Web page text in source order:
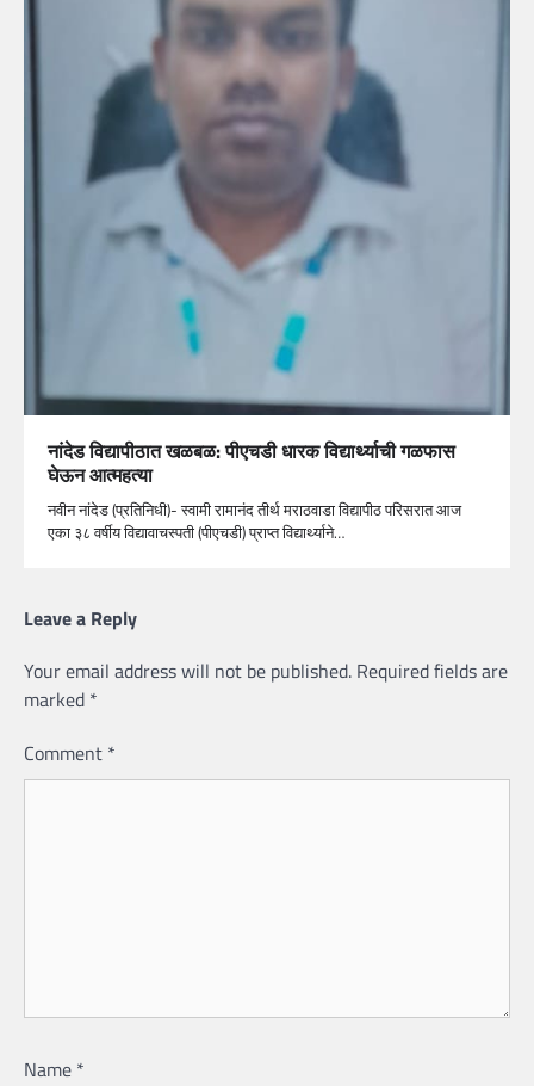
नांदेड विद्यापीठात खळबळ: पीएचडी धारक विद्यार्थ्याची गळफास
घेऊन आत्महत्या
नवीन नांदेड (प्रतिनिधी)- स्वामी रामानंद तीर्थ मराठवाडा विद्यापीठ परिसरात आज
एका ३८ वर्षीय विद्यावाचस्पती (पीएचडी) प्राप्त विद्यार्थ्याने…
Leave a Reply
Your email address will not be published. Required fields are
marked *
Comment *
Name *